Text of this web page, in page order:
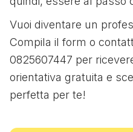
Vuoi diventare un
Compila il form o
0825607447 per
orientativa gratuita e
perfetta per te!